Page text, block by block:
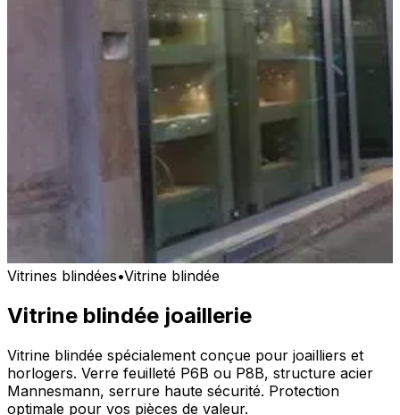
Vitrines blindées•Vitrine blindée
Vitrine blindée joaillerie
Vitrine blindée spécialement conçue pour joailliers et
horlogers. Verre feuilleté P6B ou P8B, structure acier
Mannesmann, serrure haute sécurité. Protection
optimale pour vos pièces de valeur.